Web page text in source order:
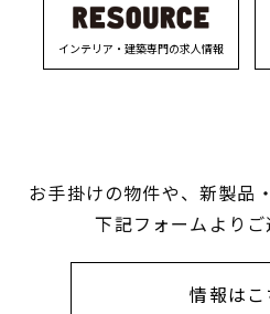
インテリア・建築専門の求人情報
お手掛けの物件や、新製品
下記フォームよりご
情報はこ